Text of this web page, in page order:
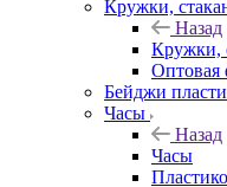
Кружки,
Назад
Кружки,
Оптовая
Бейджи
Часы
Назад
Часы